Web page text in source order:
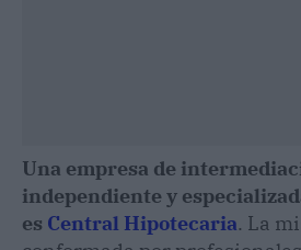
Una empresa de
independiente y
es Central Hipotecaria. La